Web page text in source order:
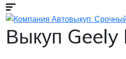
Выкуп Geely